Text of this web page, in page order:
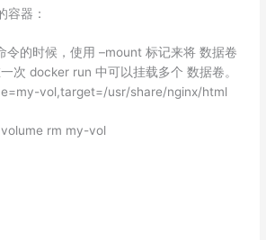
容器：
令的时候，使用 –mount 标记来将 数据卷
次 docker run 中可以挂载多个 数据卷。
vol,target=/usr/share/nginx/html
rm my-vol